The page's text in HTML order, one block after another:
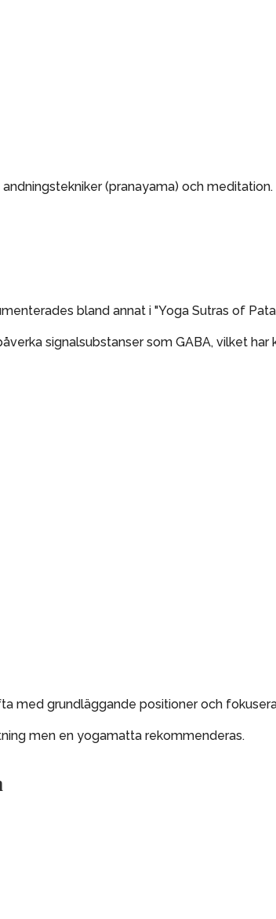
(pranayama) och
bland annat i "Yoga Sutras of
signalsubstanser som GABA, vilket
med grundläggande positioner och
men en yogamatta rekommenderas.